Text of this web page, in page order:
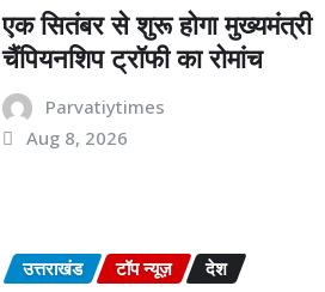
एक सितंबर से शुरू होगा मुख्यमंत्री
चैंपियनशिप ट्रॉफी का रोमांच
Parvatiytimes
Aug 8, 2026
उत्तराखंड टॉप न्यूज़ देश